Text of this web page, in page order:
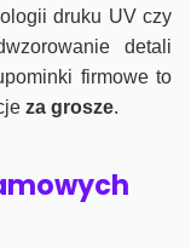
druku UV czy
detali
firmowe to
za grosze.